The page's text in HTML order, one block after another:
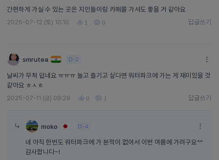
간편하게 가실 수 있는 곳은 지인들이랑 카페를 가셔도 좋을 거 같아요
2025-07-12 (토) 10:10 1 0
답글쓰기 답글쓰기
smrutea D-2
날씨가 무척 덥네요 ㅠㅠㅠ 놀고 즐기고 싶다면 워터파크에 가는 게 재미있을 것
같아요 ㅎㅅㅎ
2025-07-11 (금) 09:29 0 1답글쓰기 답글쓰기
moko D-4
네 아직 한번도 워터파크에 가 본적이 없어서 이번 여름에 가려구요^^
감사합니다~!